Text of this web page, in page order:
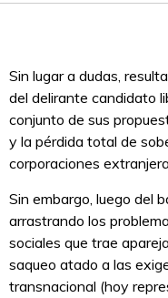
Sin lugar a dudas,
del delirante candidato
conjunto de sus
y la pérdida total de
corporaciones
Sin embargo, luego del
arrastrando los
sociales que trae
saqueo atado a las
transnacional (hoy